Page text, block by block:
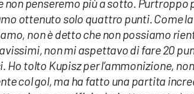
penseremo più a sotto. Purtroppo
ottenuto solo quattro punti. Come
non è detto che non possiamo
non mi aspettavo di fare 20
Ho tolto Kupisz per l’ammonizione,
col gol, ma ha fatto una partita